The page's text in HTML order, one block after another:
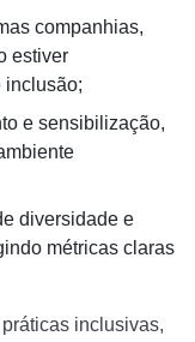
companhias,
estiver
inclusão;
e sensibilização,
diversidade e
métricas claras
inclusivas,